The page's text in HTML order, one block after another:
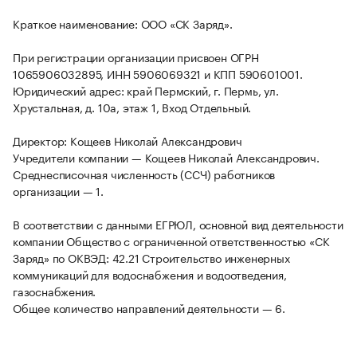
Краткое наименование: ООО «СК Заряд».
При регистрации организации присвоен ОГРН
1065906032895, ИНН 5906069321 и КПП 590601001.
Юридический адрес: край Пермский, г. Пермь, ул.
Хрустальная, д. 10а, этаж 1, Вход Отдельный.
Директор: Кощеев Николай Александрович
Учредители компании — Кощеев Николай Александрович.
Среднесписочная численность (ССЧ) работников
организации — 1.
В соответствии с данными ЕГРЮЛ, основной вид деятельности
компании Общество с ограниченной ответственностью «СК
Заряд» по ОКВЭД: 42.21 Строительство инженерных
коммуникаций для водоснабжения и водоотведения,
газоснабжения.
Общее количество направлений деятельности — 6.